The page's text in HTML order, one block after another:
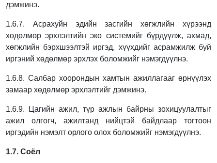
дэмжинэ.
1.6.7. Асрахуйн эдийн засгийн хөгжлийн хүрээнд
хөдөлмөр эрхлэлтийн эко системийг бүрдүүлж, ахмад,
хөгжлийн бэрхшээлтэй иргэд, хүүхдийг асрамжилж буй
иргэний хөдөлмөр эрхлэх боломжийг нэмэгдүүлнэ.
1.6.8. Салбар хоорондын хамтын ажиллагааг өрнүүлэх
замаар хөдөлмөр эрхлэлтийг дэмжинэ.
1.6.9. Цагийн ажил, түр ажлын байрны зохицуулалтыг
ажил олгогч, ажилтанд нийцтэй байдлаар тогтоон
иргэдийн нэмэлт орлого олох боломжийг нэмэгдүүлнэ.
1.7. Соёл